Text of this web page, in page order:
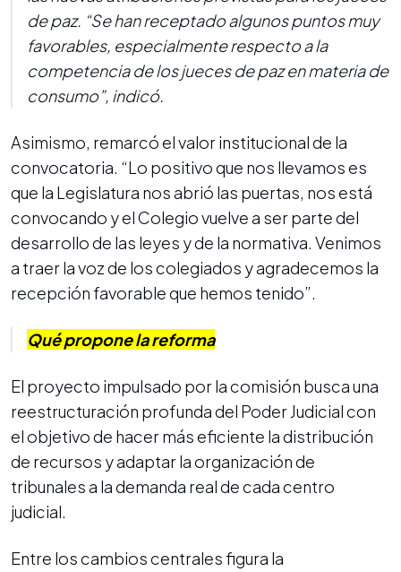
de paz. “Se han receptado algunos puntos muy
favorables, especialmente respecto a la
competencia de los jueces de paz en materia de
consumo”, indicó.
Asimismo, remarcó el valor institucional de la
convocatoria. “Lo positivo que nos llevamos es
que la Legislatura nos abrió las puertas, nos está
convocando y el Colegio vuelve a ser parte del
desarrollo de las leyes y de la normativa. Venimos
a traer la voz de los colegiados y agradecemos la
recepción favorable que hemos tenido”.
Qué propone la reforma
El proyecto impulsado por la comisión busca una
reestructuración profunda del Poder Judicial con
el objetivo de hacer más eficiente la distribución
de recursos y adaptar la organización de
tribunales a la demanda real de cada centro
judicial.
Entre los cambios centrales figura la